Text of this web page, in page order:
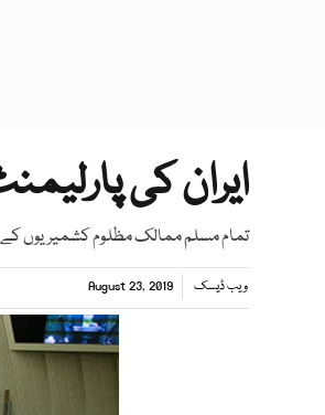
ایران کی
تمام مسلم ممالک مظلوم کشمیریوں کے حق
ویب ڈیسک August 23, 2019